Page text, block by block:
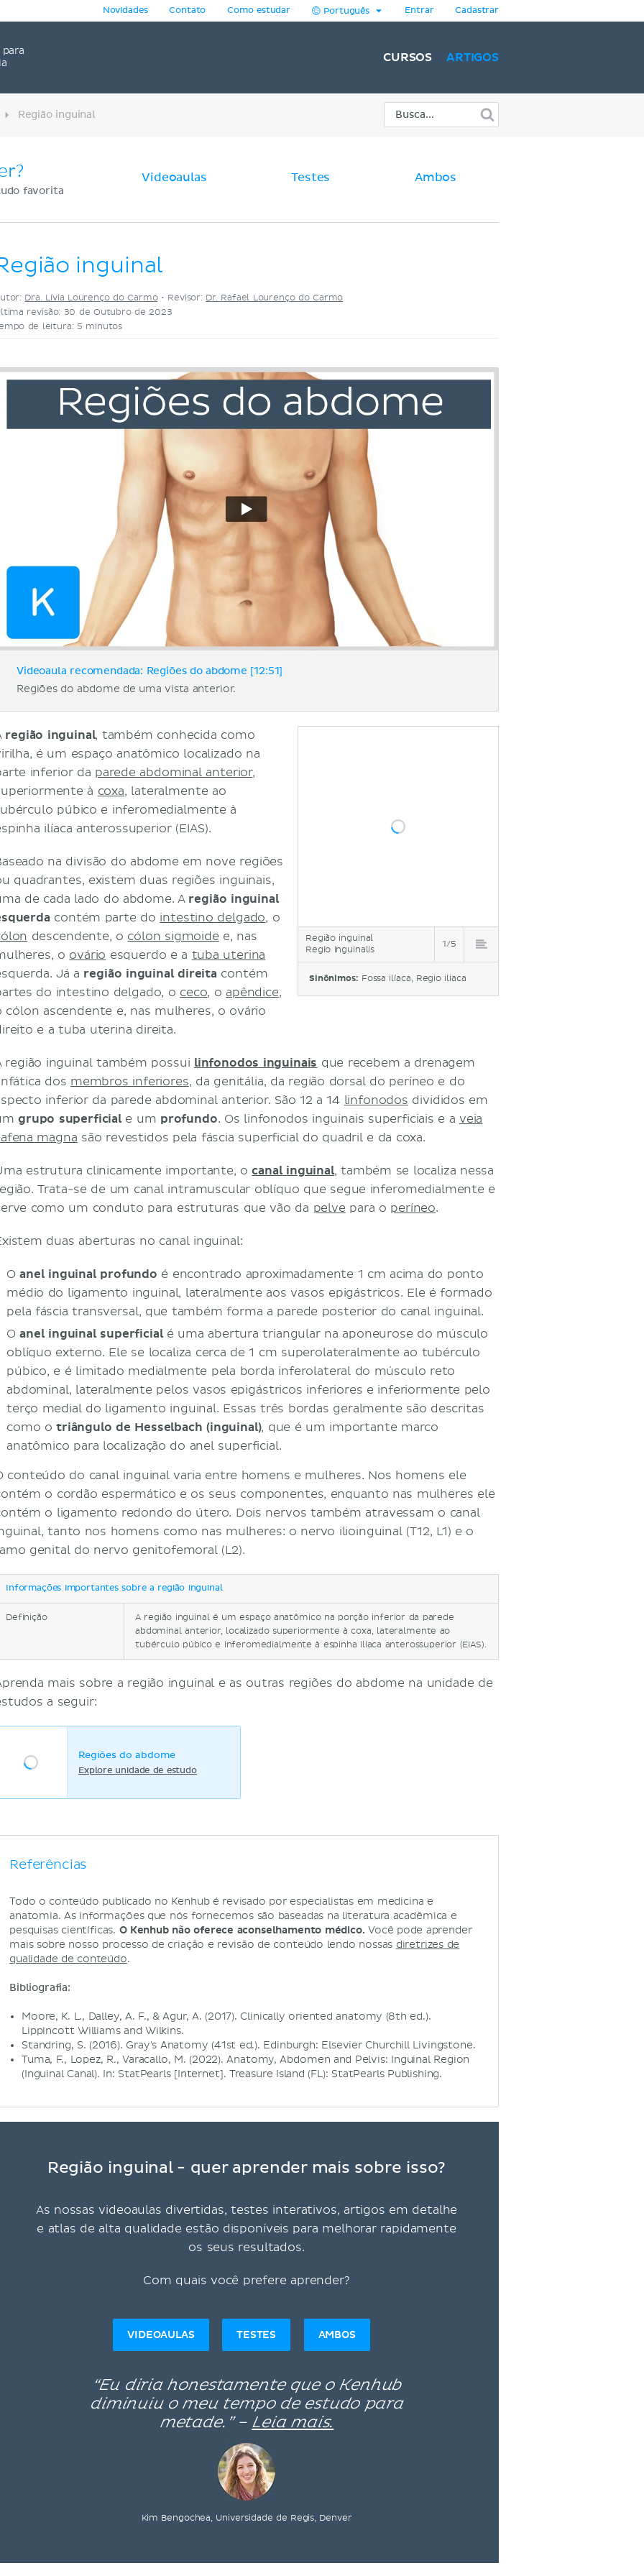
para
Novidades Contato Como estudar Português Entrar Cadastrar
CURSOS ARTIGOS
Região inguinal
favorita
Videoaulas Testes Ambos
inguinal
Dra. Lívia Lourenço do Carmo• Revisor: Dr. Rafael Lourenço do Carmo
revisão: 30 de Outubro de 2023
de leitura: 5 minutos
Videoaula recomendada: Regiões do abdome [12:51]
Regiões do abdome de uma vista anterior.
Região inguinal
Regio inguinalis
1/5
Sinônimos: Fossa ilíaca, Regio iliaca
região inguinal, também conhecida como
é um espaço anatômico localizado na
inferior da parede abdominal anterior,
à coxa, lateralmente ao
púbico e inferomedialmente à
ilíaca anterossuperior (EIAS).
na divisão do abdome em nove regiões
quadrantes, existem duas regiões inguinais,
de cada lado do abdome. A região inguinal
contém parte do intestino delgado, o
descendente, o cólon sigmoide e, nas
o ovário esquerdo e a tuba uterina
Já a região inguinal direita contém
do intestino delgado, o ceco, o apêndice,
cólon ascendente e, nas mulheres, o ovário
e a tuba uterina direita.
região inguinal também possui linfonodos inguinais que recebem a drenagem
dos membros inferiores, da genitália, da região dorsal do períneo e do
inferior da parede abdominal anterior. São 12 a 14 linfonodos divididos em
grupo superficiale um profundo. Os linfonodos inguinais superficiais e a veia
magna são revestidos pela fáscia superficial do quadril e da coxa.
estrutura clinicamente importante, ocanal inguinal, também se localiza nessa
Trata-se de um canal intramuscular oblíquo que segue inferomedialmente e
como um conduto para estruturas que vão da pelve para o períneo.
duas aberturas no canal inguinal:
Oanel inguinal profundo é encontrado aproximadamente 1 cm acima do ponto
médio do ligamento inguinal, lateralmente aos vasos epigástricos. Ele é formado
pela fáscia transversal, que também forma a parede posterior do canal inguinal.
Oanel inguinal superficialé uma abertura triangular na aponeurose do músculo
oblíquo externo. Ele se localiza cerca de 1 cm superolateralmente ao tubérculo
púbico, e é limitado medialmente pela borda inferolateral do músculo reto
abdominal, lateralmente pelos vasos epigástricos inferiores e inferiormente pelo
terço medial do ligamento inguinal. Essas três bordas geralmente são descritas
como otriângulo de Hesselbach (inguinal), que é um importante marco
anatômico para localização do anel superficial.
conteúdo do canal inguinal varia entre homens e mulheres. Nos homens ele
o cordão espermático e os seus componentes, enquanto nas mulheres ele
o ligamento redondo do útero. Dois nervos também atravessam o canal
tanto nos homens como nas mulheres: o nervo ilioinguinal (T12, L1) e o
genital do nervo genitofemoral (L2).
Informações importantes sobre a região inguinal
Definição
A região inguinal é um espaço anatômico na porção inferior da parede
abdominal anterior, localizado superiormente à coxa, lateralmente ao
tubérculo púbico e inferomedialmente à espinha ilíaca anterossuperior (EIAS).
mais sobre a região inguinal e as outras regiões do abdome na unidade de
a seguir:
Regiões do abdome
Explore unidade de estudo
Referências
Todo o conteúdo publicado no Kenhub é revisado por especialistas em medicina e
anatomia. As informações que nós fornecemos são baseadas na literatura acadêmica e
pesquisas científicas. O Kenhub não oferece aconselhamento médico. Você pode aprender
mais sobre nosso processo de criação e revisão de conteúdo lendo nossas diretrizes de
qualidade de conteúdo.
Bibliografia:
Moore, K. L., Dalley, A. F., & Agur, A. (2017). Clinically oriented anatomy (8th ed.).
Lippincott Williams and Wilkins.
Standring, S. (2016). Gray's Anatomy (41st ed.). Edinburgh: Elsevier Churchill Livingstone.
Tuma, F., Lopez, R., Varacallo, M. (2022). Anatomy, Abdomen and Pelvis: Inguinal Region
(Inguinal Canal). In: StatPearls [Internet]. Treasure Island (FL): StatPearls Publishing.
Região inguinal - quer aprender mais sobre isso?
As nossas videoaulas divertidas, testes interativos, artigos em detalhe
e atlas de alta qualidade estão disponíveis para melhorar rapidamente
os seus resultados.
Com quais você prefere aprender?
VIDEOAULAS TESTES AMBOS
“Eu diria honestamente que o Kenhub
diminuiu o meu tempo de estudo para
metade.” – Leia mais.
Kim Bengochea, Universidade de Regis, Denver